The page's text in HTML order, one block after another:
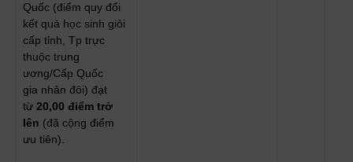
Quốc (điểm quy đổi
kết quả học sinh giỏi
cấp tỉnh, Tp trực
thuộc trung
ương/Cấp Quốc
gia nhân đôi) đạt
từ 20,00 điểm trở
lên (đã cộng điểm
ưu tiên).